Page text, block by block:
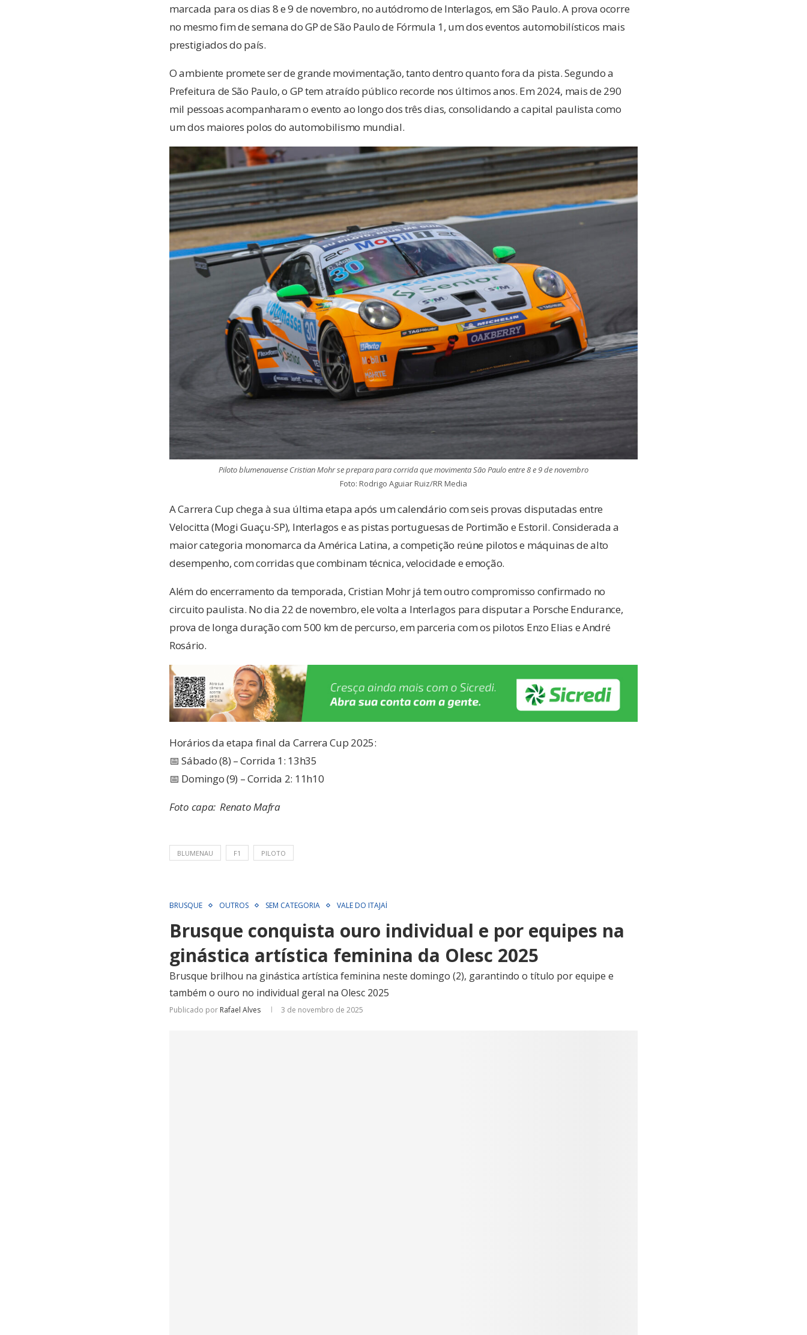
marcada para os dias 8 e 9 de novembro, no autódromo de Interlagos, em São Paulo. A prova ocorre
no mesmo fim de semana do GP de São Paulo de Fórmula 1, um dos eventos automobilísticos mais
prestigiados do país.
O ambiente promete ser de grande movimentação, tanto dentro quanto fora da pista. Segundo a
Prefeitura de São Paulo, o GP tem atraído público recorde nos últimos anos. Em 2024, mais de 290
mil pessoas acompanharam o evento ao longo dos três dias, consolidando a capital paulista como
um dos maiores polos do automobilismo mundial.
Piloto blumenauense Cristian Mohr se prepara para corrida que movimenta São Paulo entre 8 e 9 de novembro
Foto: Rodrigo Aguiar Ruiz/RR Media
A Carrera Cup chega à sua última etapa após um calendário com seis provas disputadas entre
Velocitta (Mogi Guaçu-SP), Interlagos e as pistas portuguesas de Portimão e Estoril. Considerada a
maior categoria monomarca da América Latina, a competição reúne pilotos e máquinas de alto
desempenho, com corridas que combinam técnica, velocidade e emoção.
Além do encerramento da temporada, Cristian Mohr já tem outro compromisso confirmado no
circuito paulista. No dia 22 de novembro, ele volta a Interlagos para disputar a Porsche Endurance,
prova de longa duração com 500 km de percurso, em parceria com os pilotos Enzo Elias e André
Rosário.
Horários da etapa final da Carrera Cup 2025:
📅 Sábado (8) – Corrida 1: 13h35
📅 Domingo (9) – Corrida 2: 11h10
Foto capa: Renato Mafra
BLUMENAU F1 PILOTO
BRUSQUE OUTROS SEM CATEGORIA VALE DO ITAJAÍ
Brusque conquista ouro individual e por equipes na
ginástica artística feminina da Olesc 2025
Brusque brilhou na ginástica artística feminina neste domingo (2), garantindo o título por equipe e
também o ouro no individual geral na Olesc 2025
Publicado por Rafael Alves 3 de novembro de 2025